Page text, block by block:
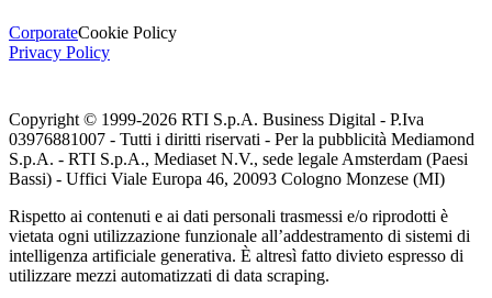
CorporateCookie Policy
Privacy Policy
Copyright © 1999-2026 RTI S.p.A. Business Digital - P.Iva
03976881007 - Tutti i diritti riservati - Per la pubblicità Mediamond
S.p.A. - RTI S.p.A., Mediaset N.V., sede legale Amsterdam (Paesi
Bassi) - Uffici Viale Europa 46, 20093 Cologno Monzese (MI)
Rispetto ai contenuti e ai dati personali trasmessi e/o riprodotti è
vietata ogni utilizzazione funzionale all’addestramento di sistemi di
intelligenza artificiale generativa. È altresì fatto divieto espresso di
utilizzare mezzi automatizzati di data scraping.